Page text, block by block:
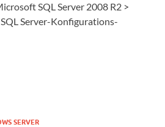
SQL Server 2008 R2 >
Server-Konfigurations-
SERVER